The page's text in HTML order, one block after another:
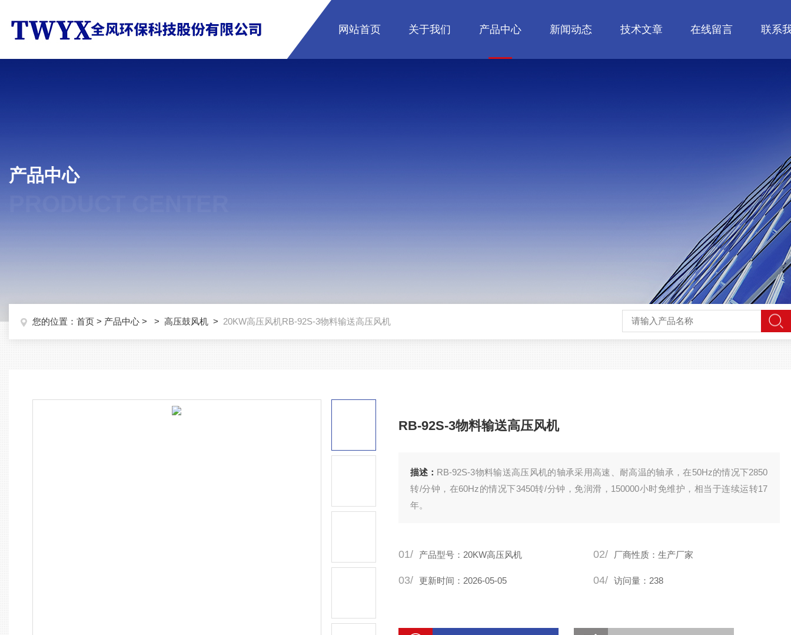
网站首页 关于我们 产品中心 新闻动态 技术文章 在线留言 联系
产品中心
您的位置： 首页 > 产品中心 > > 高压鼓风机 > 20KW高压风机RB-92S-3物料输送高压风机
RB-92S-3物料输送高压风机
描述： RB-92S-3物料输送高压风机的轴承采用高速、耐高温的轴承，在50Hz的情况下2850
转/分钟，在60Hz的情况下3450转/分钟，免润滑，150000小时免维护，相当于连续运转17
年。
01/ 产品型号：20KW高压风机 02/ 厂商性质：生产厂家
03/ 更新时间：2026-05-05 04/ 访问量：238